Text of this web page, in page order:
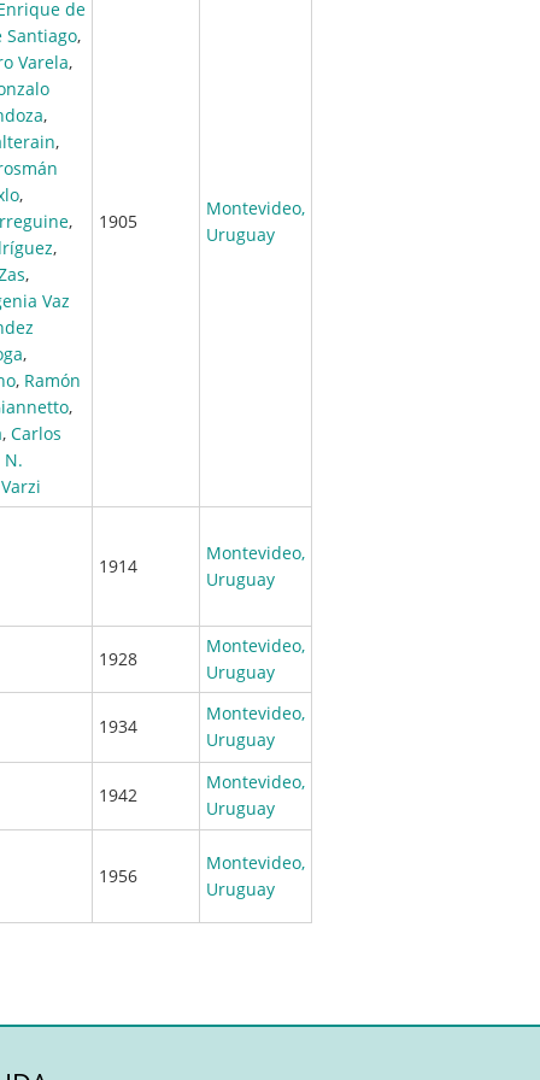
de
Santiago,
Varela,
,
,
,
,
,
,
Vaz
,
, Ramón
,
, Carlos
N.
1905
Montevideo,
Uruguay
1914
Montevideo,
Uruguay
1928
Montevideo,
Uruguay
1934
Montevideo,
Uruguay
1942
Montevideo,
Uruguay
1956
Montevideo,
Uruguay